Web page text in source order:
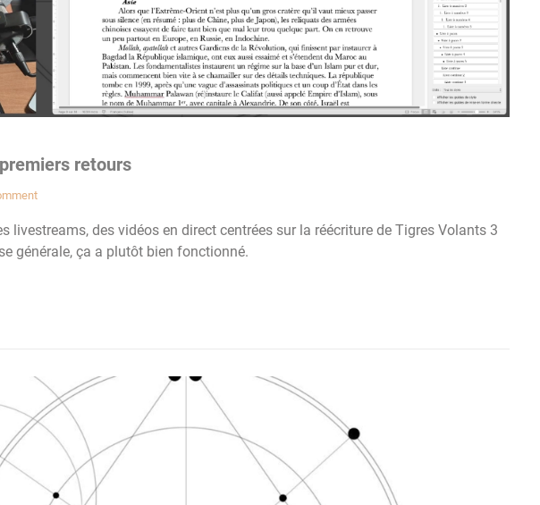
retours
livestreams, des vidéos en direct centrées sur la réécriture de Tigres Volants 3
générale, ça a plutôt bien fonctionné.